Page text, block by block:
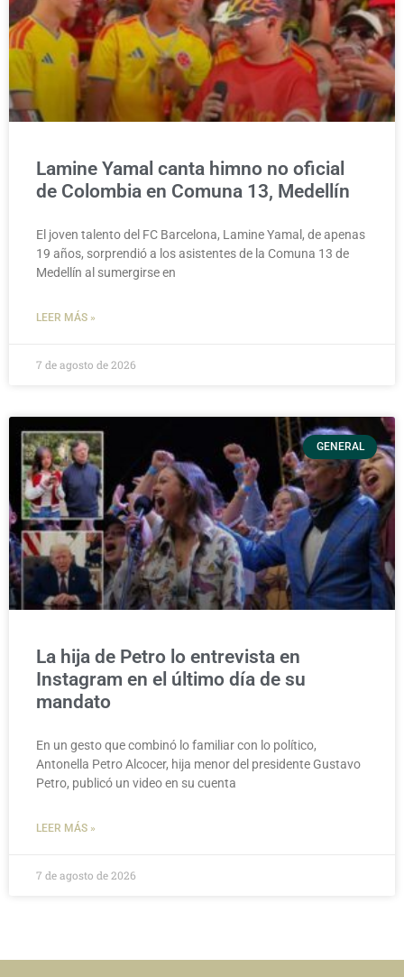
Lamine Yamal canta himno no oficial
de Colombia en Comuna 13, Medellín
El joven talento del FC Barcelona, Lamine Yamal, de apenas
19 años, sorprendió a los asistentes de la Comuna 13 de
Medellín al sumergirse en
LEER MÁS »
7 de agosto de 2026
GENERAL
La hija de Petro lo entrevista en
Instagram en el último día de su
mandato
En un gesto que combinó lo familiar con lo político,
Antonella Petro Alcocer, hija menor del presidente Gustavo
Petro, publicó un video en su cuenta
LEER MÁS »
7 de agosto de 2026